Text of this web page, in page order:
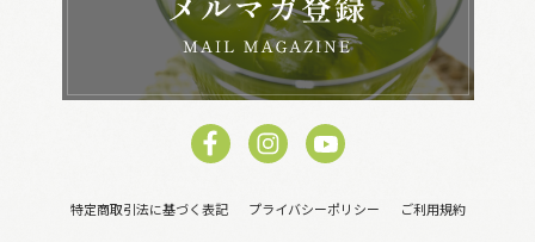
特定商取引法に基づく表記 プライバシーポリシー ご利用規約